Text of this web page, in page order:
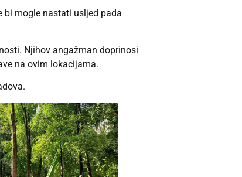
bi mogle nastati usljed pada
Njihov angažman doprinosi
na ovim lokacijama.